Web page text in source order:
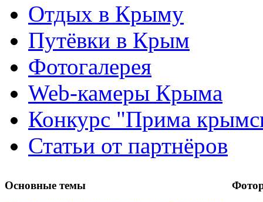
Отдых в Крыму
Путёвки в Крым
Фотогалерея
Web-камеры Крыма
Конкурс "Прима
Статьи от партнёров
Основные темы